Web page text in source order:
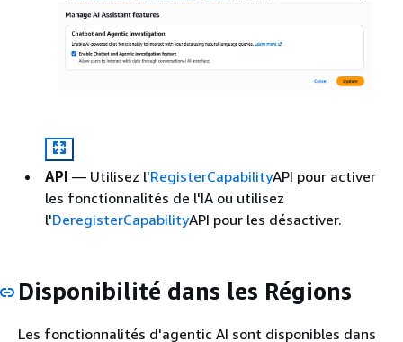
API — Utilisez l'RegisterCapabilityAPI pour activer
les fonctionnalités de l'IA ou utilisez
l'DeregisterCapabilityAPI pour les désactiver.
Disponibilité dans les Régions
Les fonctionnalités d'agentic AI sont disponibles dans